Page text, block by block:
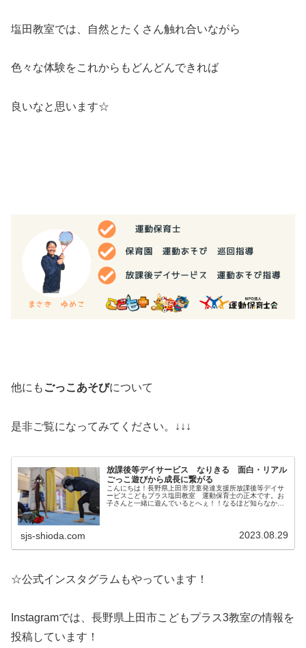
塩田教室では、自然とたくさん触れ合いながら
色々な体験をこれからもどんどんできれば
良いなと思います☆
他にも ごっこあそびについて
是非ご覧になってみてください。↓↓↓
放課後等デイサービス なりきる 面白・リアル
ごっこ遊びから成長に繋がる
こんにちは！長野県上田市児童発達支援所放課後等デイサ
ービスこどもプラス塩田教室 運動保育士の正木です。お
子さんと一緒に遊んでいるとへぇ！！なるほど知らなかっ
sjs-shioda.com 2023.08.29
☆公式インスタグラムもやっています！
Instagramでは、長野県上田市こどもプラス3教室の情報を
投稿しています！